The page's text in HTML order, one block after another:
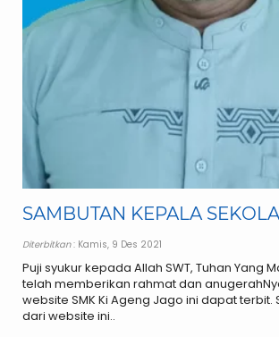
SAMBUTAN KEPALA
Diterbitkan: Kamis, 9 Des 2021
Puji syukur kepada Allah SWT, Tuhan Yang
telah memberikan rahmat dan
website SMK Ki Ageng Jago ini dapat terbit.
dari website ini..